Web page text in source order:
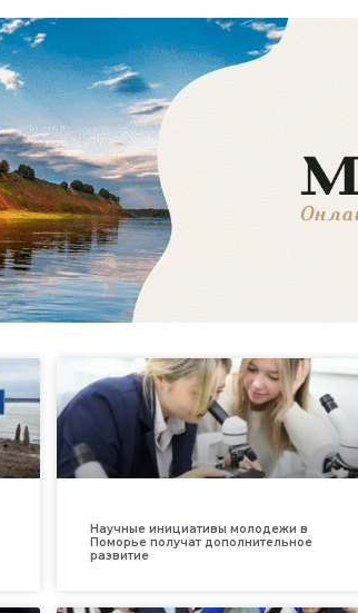
Научные инициативы молодежи в
Поморье получат дополнительное
развитие